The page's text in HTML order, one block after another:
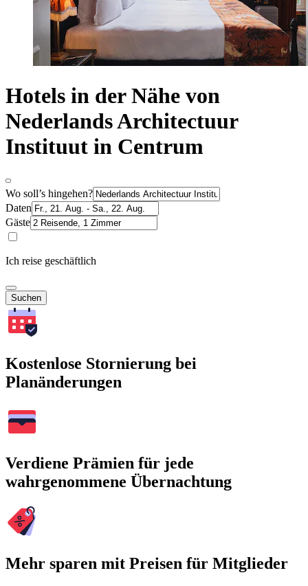
Hotels in der Nähe von
Nederlands Architectuur
Instituut in Centrum
Wo soll’s hingehen?
Daten
Gäste
Ich reise geschäftlich
Suchen
Kostenlose Stornierung bei
Planänderungen
Verdiene Prämien für jede
wahrgenommene Übernachtung
Mehr sparen mit Preisen für Mitglieder